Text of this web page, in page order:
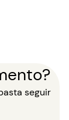
seguir